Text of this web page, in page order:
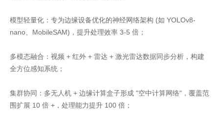
模型轻量化：专为边缘设备优化的神经网络架构 (如 YOLOv8-
nano、MobileSAM)，提升处理效率 3-5 倍；
多模态融合：视频 + 红外 + 雷达 + 激光雷达数据同步分析，构建
全方位感知系统；
集群协同：多无人机 + 边缘计算盒子形成 "空中计算网络"，覆盖范
围扩展 10 倍 +，处理能力提升 100 倍；